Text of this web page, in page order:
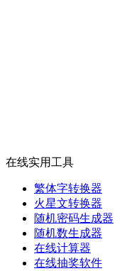
在线实用工具
繁体字转换器
火星文转换器
随机密码生成器
随机数生成器
在线计算器
在线抽奖软件